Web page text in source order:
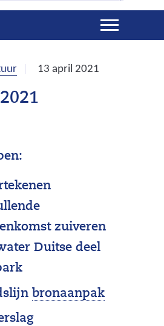
13 april 2021
zuiveren
Duitse deel
bronaanpak(